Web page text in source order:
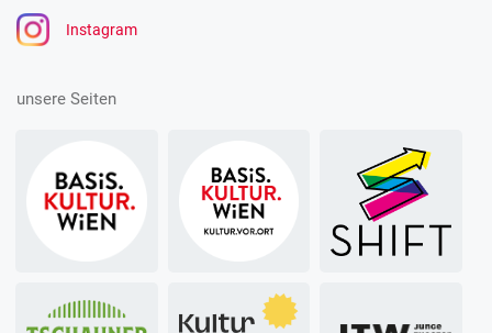
Instagram
unsere Seiten